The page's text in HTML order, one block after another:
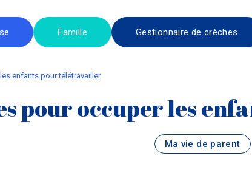
Famille Gestionnaire de crèches
enfants pour télétravailler
pour occuper les
Ma vie de parent